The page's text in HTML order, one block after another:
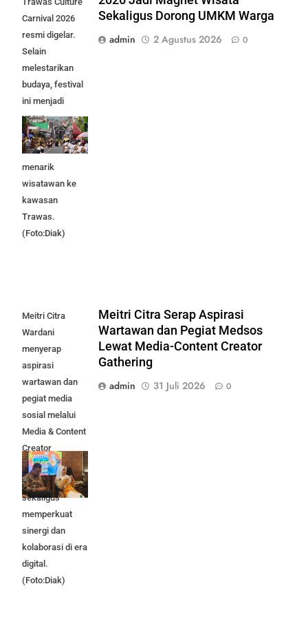
Carnival 2026
resmi digelar.
Selain
melestarikan
budaya, festival
ini menjadi
upaya
menggerakkan
UMKM dan
menarik
wisatawan ke
kawasan
Trawas.
(Foto:Diak)
Sekaligus Dorong UMKM Warga
admin
2 Agustus 2026 0
Meitri Citra
Wardani
menyerap
aspirasi
wartawan dan
pegiat media
sosial melalui
Media & Content
Creator
Gathering
Mojokerto Raya,
sekaligus
memperkuat
sinergi dan
kolaborasi di era
digital.
(Foto:Diak)
Meitri Citra Serap Aspirasi
Wartawan dan Pegiat Medsos
Lewat Media-Content Creator
Gathering
admin
31 Juli 2026 0